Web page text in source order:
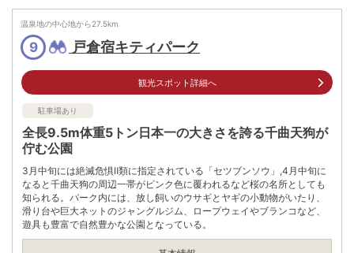
駐車場
有料（50台）
1日800円
※渋温泉駐車場を利用
電話番号
※ 掲載情報は変更になる場合があります。最新の内容はご利用前にご自身でお
問合せください。
※ 料金情報は税込・税抜表記が混ざっております。正しい金額はご利用前にご
自身でお問合せください。
温泉地の中心地から27.5km
9 戸倉宿キティパーク
観光スポット詳細へ
駐車場あり
全長9.5m体重5トン日本一の大きさを誇る千曲天狗が
佇む公園
3月中旬には絶滅危惧Ⅱ類に指定されている「セツブンソウ」,4月中旬に
なると千曲天狗の周辺一帯がピンク色に覆われるなど桜の名所としても
知られる。パーク内には、放し飼いのウサギとヤギの小動物がいたり、
滑り台や巨大ネットのジャングルジム、ロープウェイやブランコなど、
遊具も豊富で自然豊かな公園となっている。